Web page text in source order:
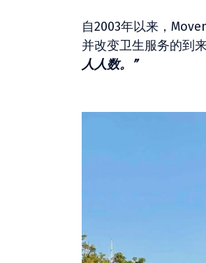
自2003年以来，
并改变卫生服务的到
人人数。”